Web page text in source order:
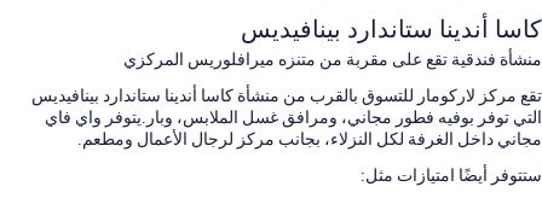
كاسا أندينا ستاندارد بينافيديس
منشأة فندقية تقع على مقربة من متنزه ميرافلوريس المركزي
تقع مركز لاركومار للتسوق بالقرب من منشأة كاسا أندينا ستاندارد بينافيديس
التي توفر بوفيه فطور مجاني، ومرافق غسل الملابس، وبار.يتوفر واي فاي
مجاني داخل الغرفة لكل النزلاء، بجانب مركز لرجال الأعمال ومطعم.
ستتوفر أيضًا امتيازات مثل: